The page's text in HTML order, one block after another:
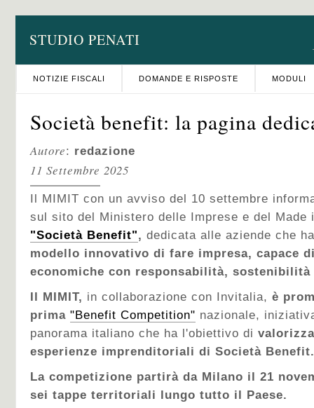
STUDIO PENATI
NOTIZIE FISCALI DOMANDE E RISPOSTE MODULI
Società benefit: la pagina
Autore: redazione
11 Settembre 2025
Il MIMIT con un avviso del 10 settembre
sul sito del Ministero delle Imprese e del Made
"Società Benefit", dedicata alle aziende che
modello innovativo di fare impresa, capace
economiche con responsabilità, sostenibilità
Il MIMIT, in collaborazione con Invitalia, è
prima "Benefit Competition" nazionale,
panorama italiano che ha l'obiettivo di
esperienze imprenditoriali di Società
La competizione partirà da Milano il 21
sei tappe territoriali lungo tutto il Paese.